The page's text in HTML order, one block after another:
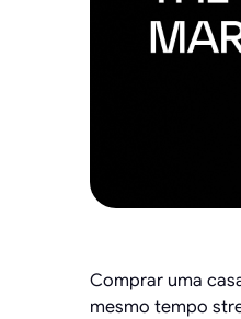
Comprar uma
mesmo tempo